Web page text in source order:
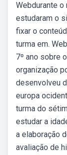
Webdurante o
estudaram o
fixar o
turma em.
7º ano sobre
organização
desenvolveu
europa
turma do
estudar a
a elaboração
avaliação de